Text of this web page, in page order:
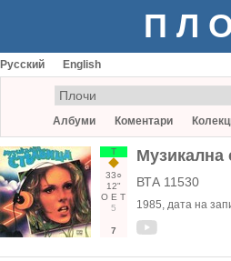
Русский English
Албуми Коментари
Т
33○
12"
О Е Т
5
7
Музикална
ВТА 11530
1985, дата на